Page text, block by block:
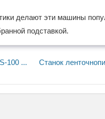
делают эти машины
подставкой.
100 ... Станок